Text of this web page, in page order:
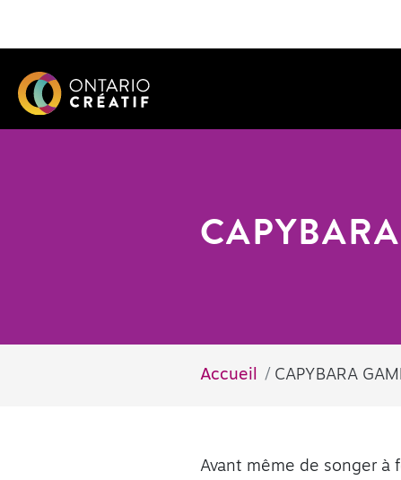
Accueil CAPYBARA
Avant même de songer à